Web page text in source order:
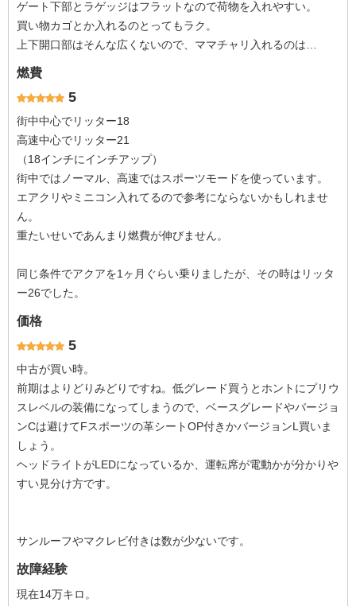
ゲート下部とラゲッジはフラットなので荷物を入れやすい。
買い物カゴとか入れるのとってもラク。
上下開口部はそんな広くないので、ママチャリ入れるのは…
燃費
5
街中中心でリッター18
高速中心でリッター21
（18インチにインチアップ）
街中ではノーマル、高速ではスポーツモードを使っています。
エアクリやミニコン入れてるので参考にならないかもしれませ
ん。
重たいせいであんまり燃費が伸びません。
同じ条件でアクアを1ヶ月ぐらい乗りましたが、その時はリッタ
ー26でした。
価格
5
中古が買い時。
前期はよりどりみどりですね。低グレード買うとホントにプリウ
スレベルの装備になってしまうので、ベースグレードやバージョ
ンCは避けてFスポーツの革シートOP付きかバージョンL買いま
しょう。
ヘッドライトがLEDになっているか、運転席が電動かが分かりや
すい見分け方です。
サンルーフやマクレビ付きは数が少ないです。
故障経験
現在14万キロ。